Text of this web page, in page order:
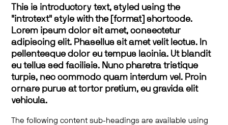
This is introductory text, styled using the
"introtext" style with the [format] shortcode.
Lorem ipsum dolor sit amet, consectetur
adipiscing elit. Phasellus sit amet velit lectus. In
pellentesque dolor eu tempus lacinia. Ut blandit
eu tellus sed facilisis. Nunc pharetra tristique
turpis, nec commodo quam interdum vel. Proin
ornare purus at tortor pretium, eu gravida elit
vehicula.
The following content sub-headings are available using